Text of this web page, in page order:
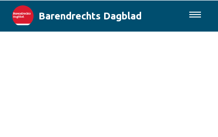
Barendrechts Dagblad